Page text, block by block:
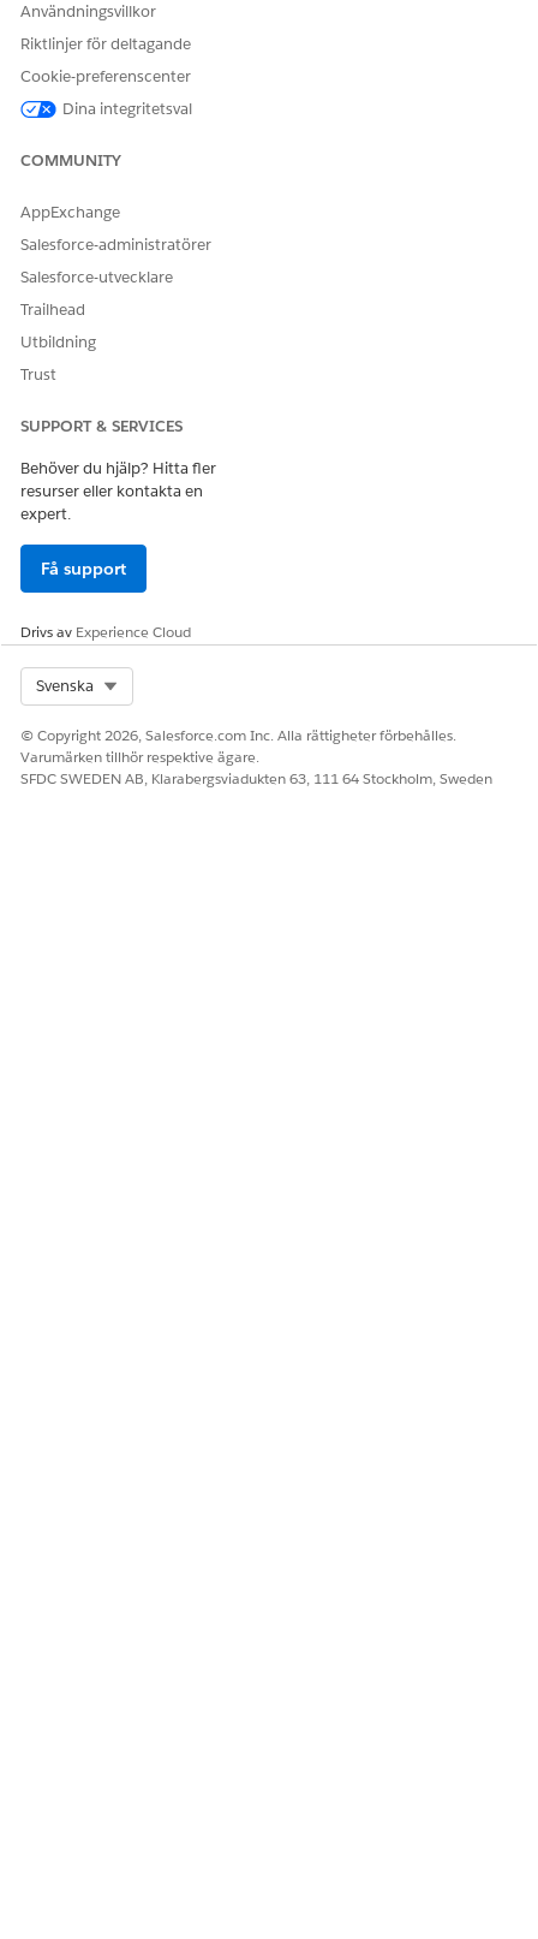
Det går inte att minska kvantiteten (överreducera) utöver
kvantiteten mellan offertradartikelns start- och slutdatum.
Det går inte att använda en återkallad ändring för att
återkalla en ändring av framtida datum.
Du kan ändra en framtida daterad order med produkter
konfigurerade. Ändringen följer dock inte alla regler.
LÖSTE DENNA ARTIKEL DITT PROBLEM?
Användningsvillkor
Riktlinjer för deltagande
Cookie-preferenscenter
Dina integritetsval
COMMUNITY
AppExchange
Salesforce-administratörer
Salesforce-utvecklare
Trailhead
Utbildning
Trust
SUPPORT & SERVICES
Behöver du hjälp? Hitta fler
resurser eller kontakta en
expert.
Få support
Drivs av Experience Cloud
Svenska
© Copyright 2026, Salesforce.com Inc. Alla rättigheter förbehålles.
Varumärken tillhör respektive ägare.
SFDC SWEDEN AB, Klarabergsviadukten 63, 111 64 Stockholm, Sweden